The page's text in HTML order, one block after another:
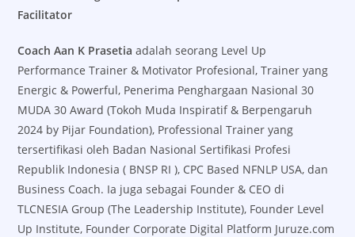
Facilitator
Coach Aan K Prasetiaadalah seorang Level Up
Performance Trainer & Motivator Profesional, Trainer yang
Energic & Powerful, Penerima Penghargaan Nasional 30
MUDA 30 Award (Tokoh Muda Inspiratif & Berpengaruh
2024 by Pijar Foundation), Professional Trainer yang
tersertifikasi oleh Badan Nasional Sertifikasi Profesi
Republik Indonesia ( BNSP RI ), CPC Based NFNLP USA, dan
Business Coach. Ia juga sebagai Founder & CEO di
TLCNESIA Group (The Leadership Institute), Founder Level
Up Institute, Founder Corporate Digital Platform Juruze.com